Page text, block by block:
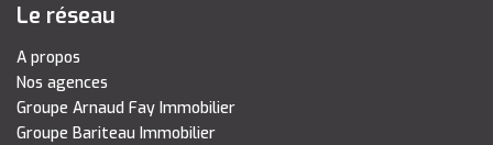
Le réseau
A propos
Nos agences
Groupe Arnaud Fay Immobilier
Groupe Bariteau Immobilier